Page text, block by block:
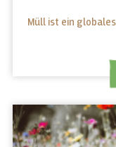
Müll ist ein